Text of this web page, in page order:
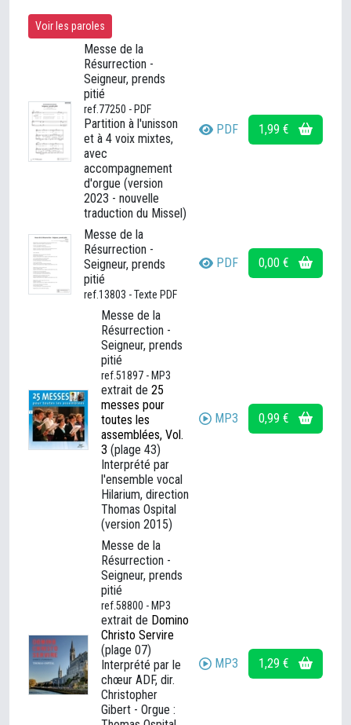
Voir les paroles
Messe de la
Résurrection -
Seigneur, prends
pitié
ref.77250 - PDF
Partition à l'unisson
et à 4 voix mixtes,
avec
accompagnement
d'orgue (version
2023 - nouvelle
traduction du Missel)
PDF 1,99 €
Messe de la
Résurrection -
Seigneur, prends
pitié
ref.13803 - Texte PDF
PDF 0,00 €
Messe de la
Résurrection -
Seigneur, prends
pitié
ref.51897 - MP3
extrait de 25
messes pour
toutes les
assemblées, Vol.
3 (plage 43)
Interprété par
l'ensemble vocal
Hilarium, direction
Thomas Ospital
(version 2015)
MP3 0,99 €
Messe de la
Résurrection -
Seigneur, prends
pitié
ref.58800 - MP3
extrait de Domino
Christo Servire
(plage 07)
Interprété par le
chœur ADF, dir.
Christopher
Gibert - Orgue :
MP3 1,29 €